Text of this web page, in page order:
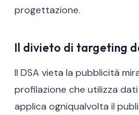
progettazione.
Il divieto di targeting
Il DSA vieta la pubblicità
profilazione che utilizza
applica ogniqualvolta il